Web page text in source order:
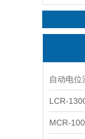
自动电位
LCR-
MCR-